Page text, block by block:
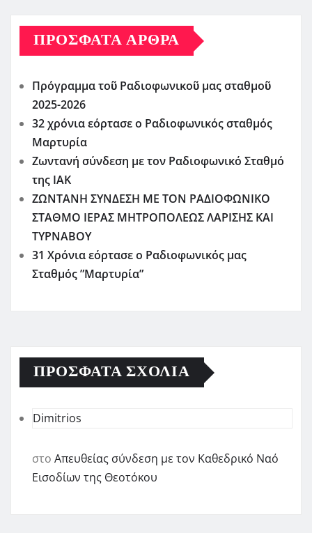
ΠΡΌΣΦΑΤΑ ΆΡΘΡΑ
Πρόγραμμα τοῦ Ραδιοφωνικοῦ μας σταθμοῦ
2025-2026
32 χρόνια εόρτασε ο Ραδιοφωνικός σταθμός
Μαρτυρία
Ζωντανή σύνδεση με τον Ραδιοφωνικό Σταθμό
της ΙΑΚ
ΖΩΝΤΑΝΗ ΣΥΝΔΕΣΗ ΜΕ ΤΟΝ ΡΑΔΙΟΦΩΝΙΚΟ
ΣΤΑΘΜΟ ΙΕΡΑΣ ΜΗΤΡΟΠΟΛΕΩΣ ΛΑΡΙΣΗΣ ΚΑΙ
ΤΥΡΝΑΒΟΥ
31 Χρόνια εόρτασε ο Ραδιοφωνικός μας
Σταθμός ”Μαρτυρία”
ΠΡΌΣΦΑΤΑ ΣΧΌΛΙΑ
Dimitrios
στο Απευθείας σύνδεση με τον Καθεδρικό Ναό
Εισοδίων της Θεοτόκου